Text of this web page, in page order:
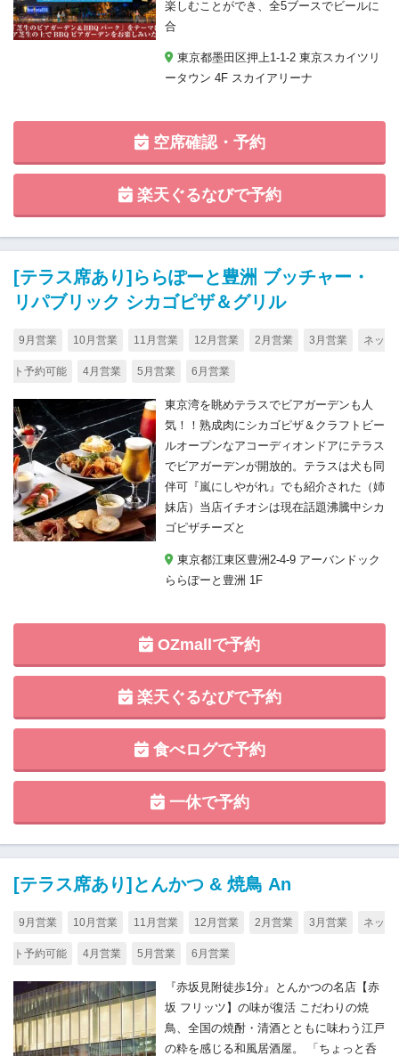
楽しむことができ、全5ブースでビールに
合
東京都墨田区押上1-1-2 東京スカイツリ
ータウン 4F スカイアリーナ
空席確認・予約
楽天ぐるなびで予約
[テラス席あり]ららぽーと豊洲 ブッチャー・
リパブリック シカゴピザ＆グリル
9月営業 10月営業 11月営業 12月営業 2月営業 3月営業 ネッ
ト予約可能 4月営業 5月営業 6月営業
東京湾を眺めテラスでビアガーデンも人
気！！熟成肉にシカゴピザ＆クラフトビー
ルオープンなアコーディオンドアにテラス
でビアガーデンが開放的。テラスは犬も同
伴可『嵐にしやがれ』でも紹介された（姉
妹店）当店イチオシは現在話題沸騰中シカ
ゴピザチーズと
東京都江東区豊洲2-4-9 アーバンドック
ららぽーと豊洲 1F
OZmallで予約
楽天ぐるなびで予約
食べログで予約
一休で予約
[テラス席あり]とんかつ & 焼鳥 An
9月営業 10月営業 11月営業 12月営業 2月営業 3月営業 ネッ
ト予約可能 4月営業 5月営業 6月営業
『赤坂見附徒歩1分』とんかつの名店【赤
坂 フリッツ】の味が復活 こだわりの焼
鳥、全国の焼酎・清酒とともに味わう江戸
の粋を感じる和風居酒屋。 「ちょっと呑